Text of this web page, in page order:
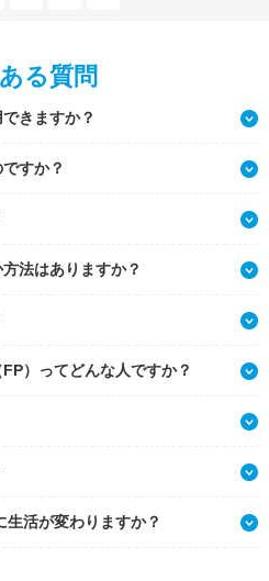
る質問
きますか？
すか？
法はありますか？
）ってどんな人ですか？
活が変わりますか？